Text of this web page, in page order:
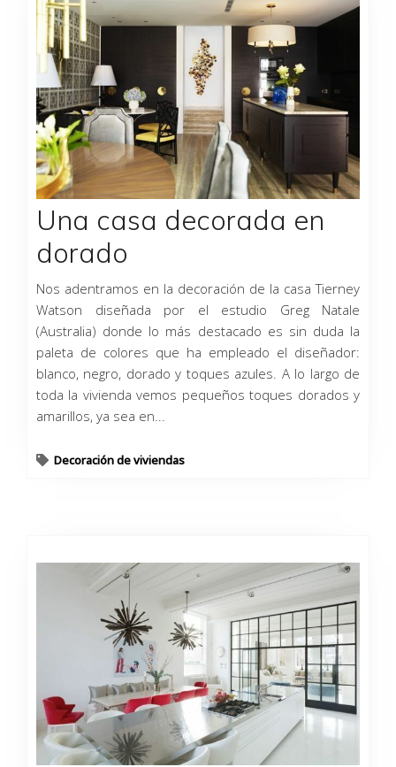
Una casa decorada en
dorado
Nos adentramos en la decoración de la casa Tierney
Watson diseñada por el estudio Greg Natale
(Australia) donde lo más destacado es sin duda la
paleta de colores que ha empleado el diseñador:
blanco, negro, dorado y toques azules. A lo largo de
toda la vivienda vemos pequeños toques dorados y
amarillos, ya sea en...
Decoración de viviendas